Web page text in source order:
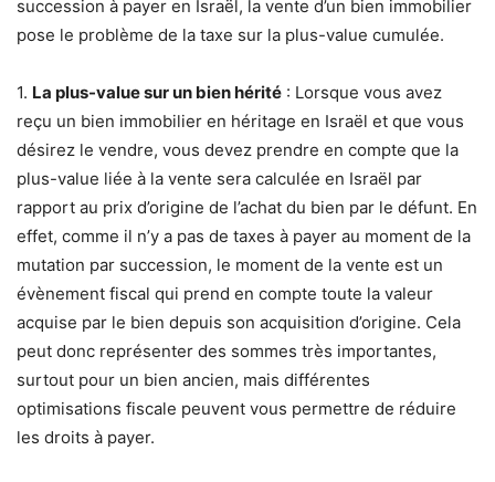
succession à payer en Israël, la vente d’un bien immobilier
pose le problème de la taxe sur la plus-value cumulée.
1. La plus-value sur un bien hérité : Lorsque vous avez
reçu un bien immobilier en héritage en Israël et que vous
désirez le vendre, vous devez prendre en compte que la
plus-value liée à la vente sera calculée en Israël par
rapport au prix d’origine de l’achat du bien par le défunt. En
effet, comme il n’y a pas de taxes à payer au moment de la
mutation par succession, le moment de la vente est un
évènement fiscal qui prend en compte toute la valeur
acquise par le bien depuis son acquisition d’origine. Cela
peut donc représenter des sommes très importantes,
surtout pour un bien ancien, mais différentes
optimisations fiscale peuvent vous permettre de réduire
les droits à payer.